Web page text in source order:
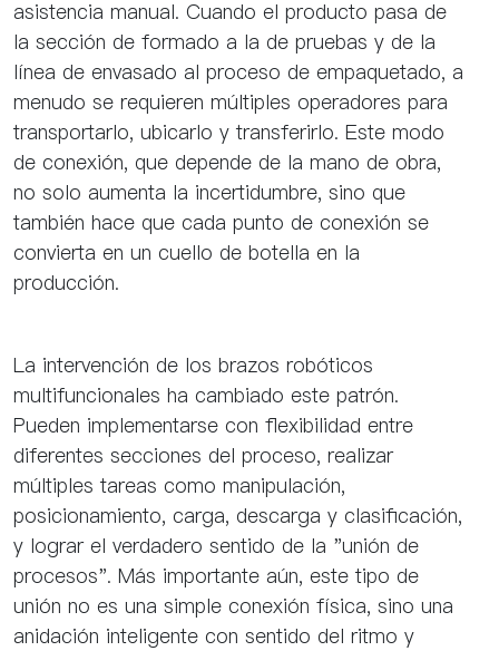
asistencia manual. Cuando el producto pasa de
la sección de formado a la de pruebas y de la
línea de envasado al proceso de empaquetado, a
menudo se requieren múltiples operadores para
transportarlo, ubicarlo y transferirlo. Este modo
de conexión, que depende de la mano de obra,
no solo aumenta la incertidumbre, sino que
también hace que cada punto de conexión se
convierta en un cuello de botella en la
producción.
La intervención de los brazos robóticos
multifuncionales ha cambiado este patrón.
Pueden implementarse con flexibilidad entre
diferentes secciones del proceso, realizar
múltiples tareas como manipulación,
posicionamiento, carga, descarga y clasificación,
y lograr el verdadero sentido de la "unión de
procesos". Más importante aún, este tipo de
unión no es una simple conexión física, sino una
anidación inteligente con sentido del ritmo y